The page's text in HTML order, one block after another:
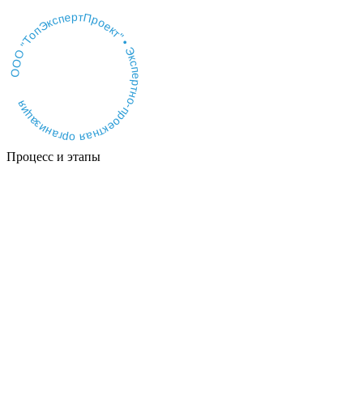
ООО "ТопЭкспертПроект" • Экспертно-проектная организация
Процесс и этапы